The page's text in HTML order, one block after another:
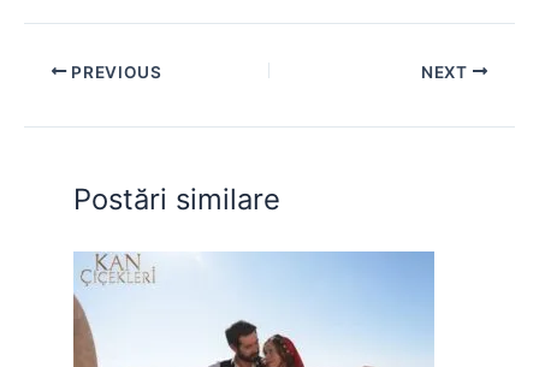
c
e
o
o
k
at
s
p
p
s
n
g
er
itt er
e
d ar
PREVIOUS NEXT
Postări similare